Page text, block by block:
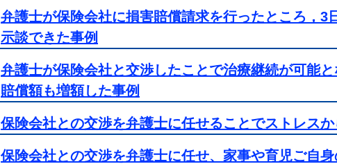
弁護士が保険会社に損害賠償請求を行ったところ，3
示談できた事例
弁護士が保険会社と交渉したことで治療継続が可能
賠償額も増額した事例
保険会社との交渉を弁護士に任せることでストレス
保険会社との交渉を弁護士に任せ、家事や育児ご自